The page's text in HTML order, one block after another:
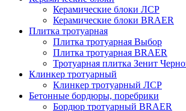
Керамические блоки ЛСР
Керамические блоки BRAER
Плитка тротуарная
Плитка тротуарная Выбор
Плитка тротуарная BRAER
Тротуарная плитка Зенит
Клинкер тротуарный
Клинкер тротуарный ЛСР
Бетонные бордюры, поребрики
Бордюр тротуарный BRAER